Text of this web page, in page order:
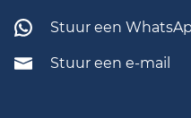
Stuur een
Stuur een e-mail